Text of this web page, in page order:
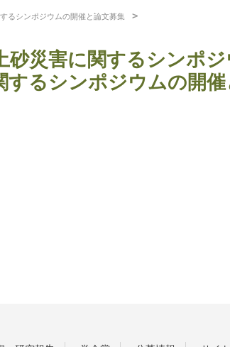
るシンポジウムの開催と論文募集
砂災害に関するシンポ
するシンポジウムの開